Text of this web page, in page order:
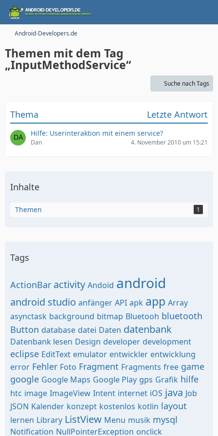
Android-Developers.de
Themen mit dem Tag
„InputMethodService“
Suche nach Tags
Thema Letzte Antwort
Hilfe: Userinteraktion mit einem service?
Dan 4. November 2010 um 15:21
Inhalte
Themen 1
Tags
ActionBar activity Andoid android
android studio anfänger API apk app Array
asynctask background bitmap Bluetooh bluetooth
Button database datei Daten datenbank
Datenbank lesen Design developer development
eclipse EditText emulator entwickler entwicklung
error Fehler Foto Fragment Fragments free game
google Google Maps Google Play gps Grafik hilfe
htc image ImageView Intent internet iOS java Job
JSON Kalender konzept kostenlos kotlin layout
lernen Library ListView Menu musik mysql
Notification NullPointerException onclick